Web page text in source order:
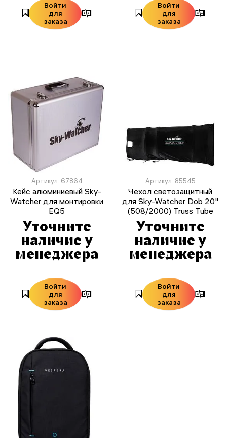
Войти
для
заказа
Войти
для
заказа
Артикул: 67864
Кейс алюминиевый Sky-
Watcher для монтировки
EQ5
Уточните
наличие у
менеджера
Войти
для
заказа
Артикул: 85545
Чехол светозащитный
для Sky-Watcher Dob 20"
(508/2000) Truss Tube
Уточните
наличие у
менеджера
Войти
для
заказа